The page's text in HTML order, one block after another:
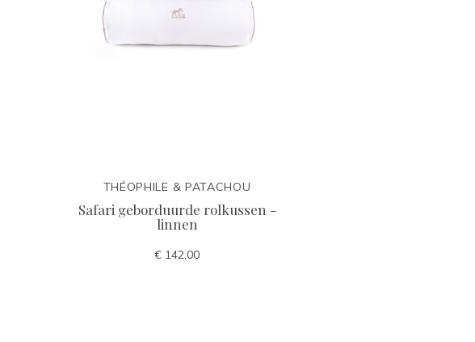
THÉOPHILE & PATACHOU
Safari geborduurde rolkussen -
linnen
€ 142,00